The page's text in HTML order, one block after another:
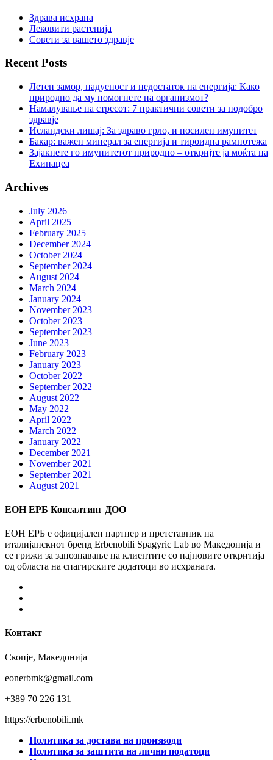
Здрава исхрана
Лековити растенија
Совети за вашето здравје
Recent Posts
Летен замор, надуеност и недостаток на енергија: Како
природно да му помогнете на организмот?
Намалување на стресот: 7 практични совети за подобро
здравје
Исландски лишај: За здраво грло, и посилен имунитет
Бакар: важен минерал за енергија и тироидна рамнотежа
Зајакнете го имунитетот природно – откријте ја моќта на
Ехинацеа
Archives
July 2026
April 2025
February 2025
December 2024
October 2024
September 2024
August 2024
March 2024
January 2024
November 2023
October 2023
September 2023
June 2023
February 2023
January 2023
October 2022
September 2022
August 2022
May 2022
April 2022
March 2022
January 2022
December 2021
November 2021
September 2021
August 2021
ЕОН ЕРБ Консалтинг ДОО
ЕОН ЕРБ е официјален партнер и претставник на
италијанскиот бренд Erbenobili Spagyric Lab во Македонија и
се грижи за запознавање на клиентите со најновите откритија
од областа на спагирските додатоци во исхраната.
Контакт
Скопје, Македонија
eonerbmk@gmail.com
+389 70 226 131
https://erbenobili.mk
Политика за достава на производи
Политика за заштита на лични податоци